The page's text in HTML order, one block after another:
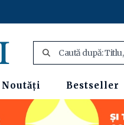
Noutăți Bestseller